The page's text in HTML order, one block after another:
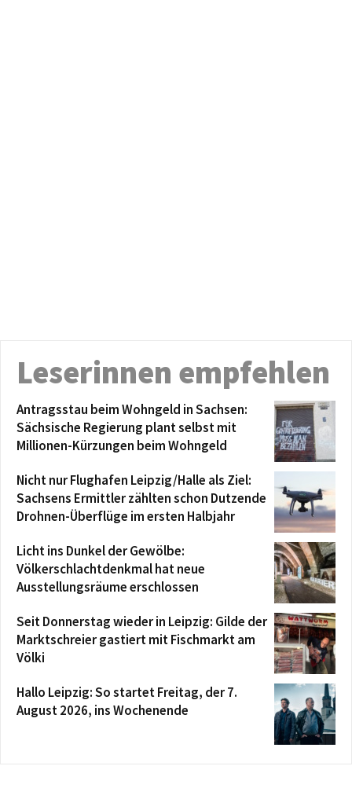
Leserinnen empfehlen
Antragsstau beim Wohngeld in Sachsen:
Sächsische Regierung plant selbst mit
Millionen-Kürzungen beim Wohngeld
Nicht nur Flughafen Leipzig/Halle als Ziel:
Sachsens Ermittler zählten schon Dutzende
Drohnen-Überflüge im ersten Halbjahr
Licht ins Dunkel der Gewölbe:
Völkerschlachtdenkmal hat neue
Ausstellungsräume erschlossen
Seit Donnerstag wieder in Leipzig: Gilde der
Marktschreier gastiert mit Fischmarkt am
Völki
Hallo Leipzig: So startet Freitag, der 7.
August 2026, ins Wochenende